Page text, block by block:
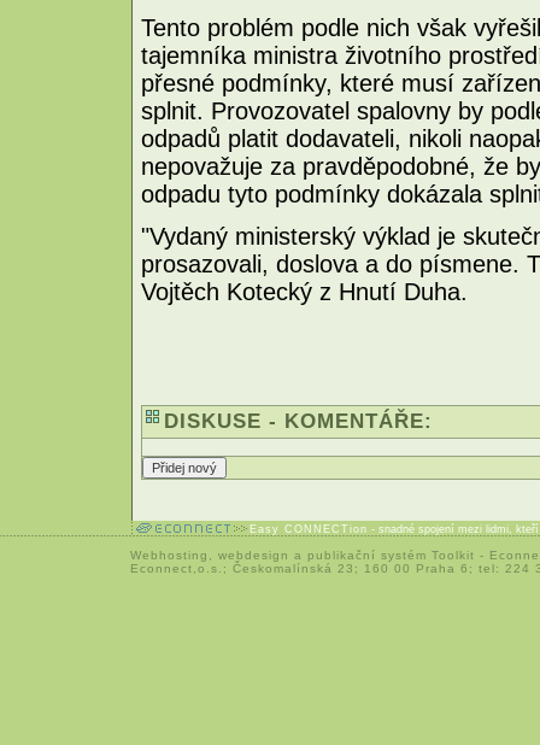
Tento problém podle nich však
tajemníka ministra životního
přesné podmínky, které musí
splnit. Provozovatel spalovny by
odpadů platit dodavateli, nikoli
nepovažuje za pravděpodobné, že
odpadu tyto podmínky dokázala
"Vydaný ministerský výklad je
prosazovali, doslova a do písmene.
Vojtěch Kotecký z Hnutí Duha.
DISKUSE - KOMENTÁŘE:
Easy CONNECTion - snadné spojení mezi lidmi,
Webhosting webdesign a publikační systém Toolkit -
Econnect,o.s.; Českomalínská 23; 160 00 Praha 6; tel: 224